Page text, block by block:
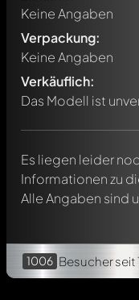
Keine Angaben
Verpackung:
Keine Angaben
Verkäuflich:
Das Modell ist
Es liegen leider
Informationen zu
Alle Angaben sind
1006 Besucherseit
Schreibe jetzt einen
Jeder Kommentar
werden. Es ist wie ein
Erwähne andere
automatisch darüber